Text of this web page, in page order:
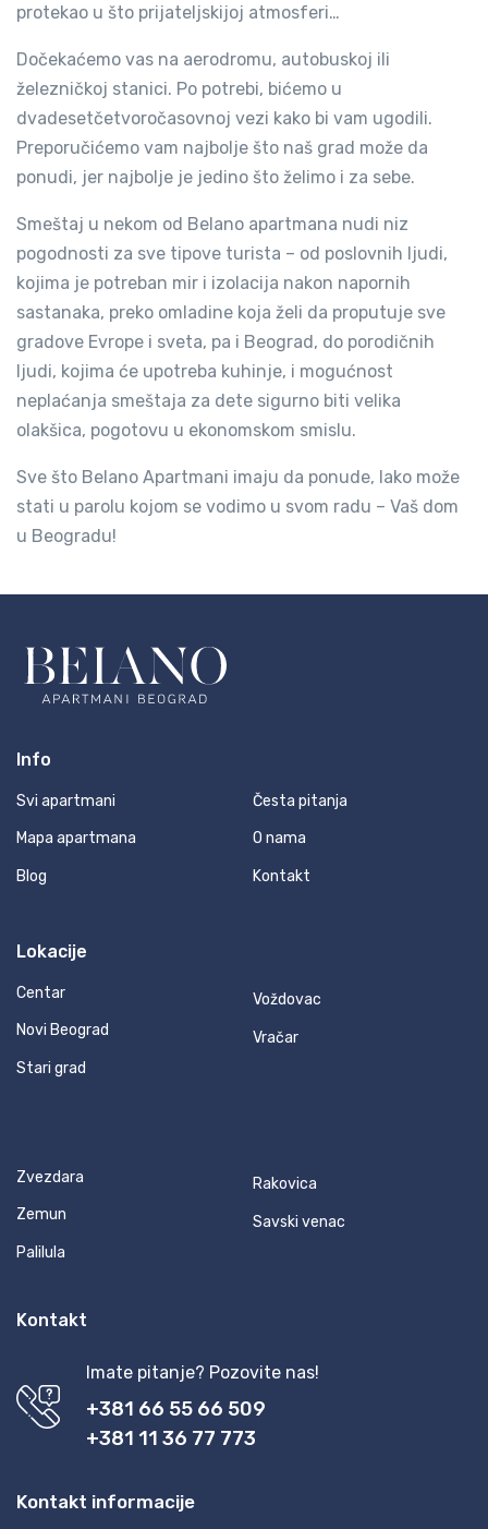
protekao u što prijateljskijoj atmosferi…
Dočekaćemo vas na aerodromu, autobuskoj ili
železničkoj stanici. Po potrebi, bićemo u
dvadesetčetvoročasovnoj vezi kako bi vam ugodili.
Preporučićemo vam najbolje što naš grad može da
ponudi, jer najbolje je jedino što želimo i za sebe.
Smeštaj u nekom od Belano apartmana nudi niz
pogodnosti za sve tipove turista – od poslovnih ljudi,
kojima je potreban mir i izolacija nakon napornih
sastanaka, preko omladine koja želi da proputuje sve
gradove Evrope i sveta, pa i Beograd, do porodičnih
ljudi, kojima će upotreba kuhinje, i mogućnost
neplaćanja smeštaja za dete sigurno biti velika
olakšica, pogotovu u ekonomskom smislu.
Sve što Belano Apartmani imaju da ponude, lako može
stati u parolu kojom se vodimo u svom radu – Vaš dom
u Beogradu!
Info
Svi apartmani
Mapa apartmana
Blog
Česta pitanja
O nama
Kontakt
Lokacije
Centar
Novi Beograd
Stari grad
Voždovac
Vračar
Zvezdara
Zemun
Palilula
Rakovica
Savski venac
Kontakt
Imate pitanje? Pozovite nas!
+381 66 55 66 509
+381 11 36 77 773
Kontakt informacije